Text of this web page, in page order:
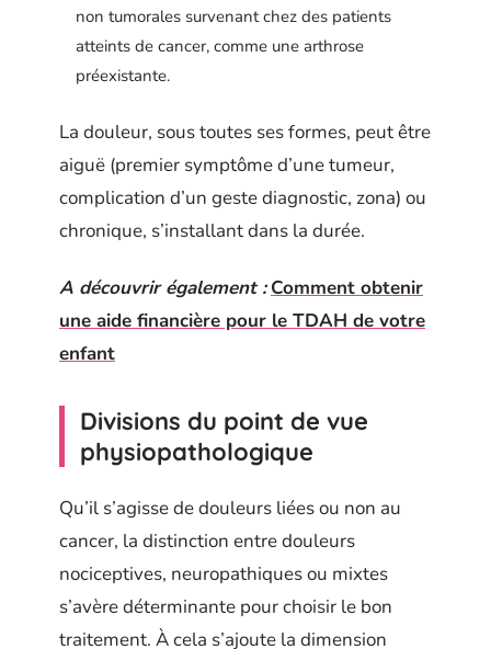
non tumorales survenant chez des patients
atteints de cancer, comme une arthrose
préexistante.
La douleur, sous toutes ses formes, peut être
aiguë (premier symptôme d’une tumeur,
complication d’un geste diagnostic, zona) ou
chronique, s’installant dans la durée.
A découvrir également : Comment obtenir
une aide financière pour le TDAH de votre
enfant
Divisions du point de vue
physiopathologique
Qu’il s’agisse de douleurs liées ou non au
cancer, la distinction entre douleurs
nociceptives, neuropathiques ou mixtes
s’avère déterminante pour choisir le bon
traitement. À cela s’ajoute la dimension